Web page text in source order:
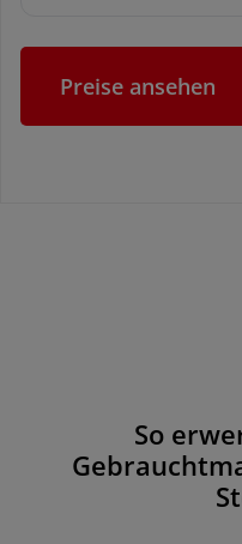
Preise ansehen
So